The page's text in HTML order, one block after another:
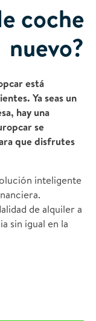
coche
nuevo?
está
Ya seas un
hay una
se
que disfrutes
inteligente
de alquiler a
sin igual en la